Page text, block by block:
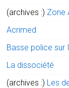
(archives :) Zone
Acrimed
Basse police sur
La dissociété
(archives :) Les